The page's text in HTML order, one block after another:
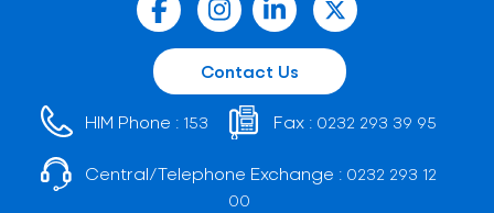
Contact Us
HIM Phone : 153 Fax : 0232 293 39 95
Central/Telephone Exchange : 0232 293 12
00